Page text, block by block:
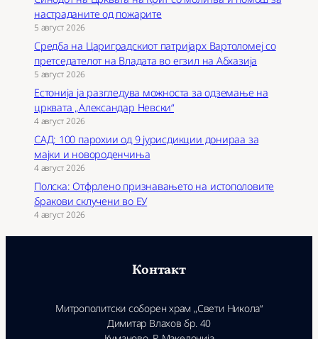
настраданите од пожарите
5 август 2026
Средба на Цариградскиот патријарх Вартоломеј со
претседателот на Владата во егзил на Абхазија
5 август 2026
Естонија ја разгледува можноста за одземање на
црквата „Александар Невски“
4 август 2026
САД: 100 парохии од 9 јурисдикции донираа за
мајки и новороденчиња
4 август 2026
Полска: Отфрлено признавањето на истополовите
бракови склучени во ЕУ
4 август 2026
Контакт
Митрополитски соборен храм „Свети Никола“
Димитар Влахов бр. 40